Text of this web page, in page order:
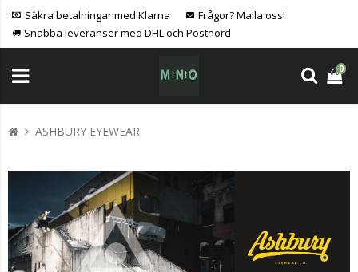
Säkra betalningar med Klarna
Frågor? Maila oss!
Snabba leveranser med DHL och Postnord
0
ASHBURY EYEWEAR